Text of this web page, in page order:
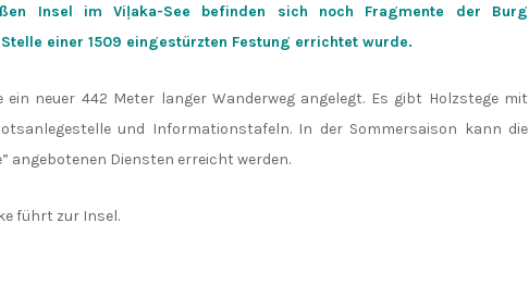
Insel im Viļaka-See befinden sich noch Fragmente der Burg
einer 1509 eingestürzten Festung errichtet wurde.
ein neuer 442 Meter langer Wanderweg angelegt. Es gibt Holzstege mit
und Informationstafeln. In der Sommersaison kann die
angebotenen Diensten erreicht werden.
führt zur Insel.